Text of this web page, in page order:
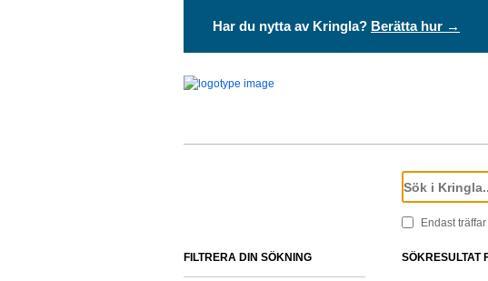
Har du nytta av Kringla? Berätta hur →
Endast
SÖKRESULTAT
FILTRERA DIN SÖKNING